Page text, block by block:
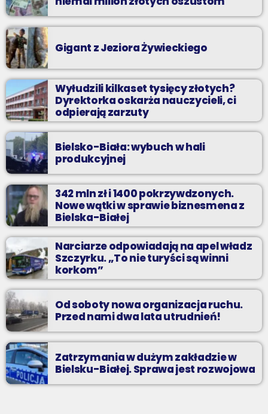
Gigant z Jeziora Żywieckiego
Wyłudzili kilkaset tysięcy złotych?
Dyrektorka oskarża nauczycieli, ci
odpierają zarzuty
Bielsko-Biała: wybuch w hali
produkcyjnej
342 mln zł i 1400 pokrzywdzonych.
Nowe wątki w sprawie biznesmena z
Bielska-Białej
Narciarze odpowiadają na apel władz
Szczyrku. „To nie turyści są winni
korkom”
Od soboty nowa organizacja ruchu.
Przed nami dwa lata utrudnień!
Zatrzymania w dużym zakładzie w
Bielsku-Białej. Sprawa jest rozwojowa